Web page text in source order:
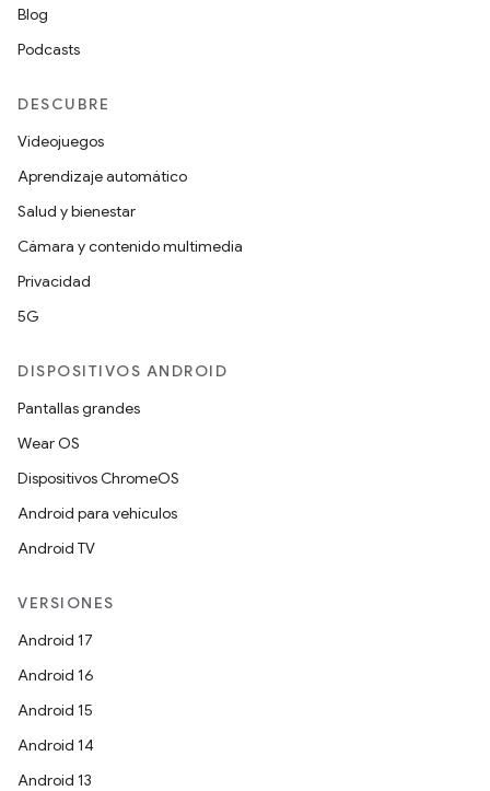
Blog
Podcasts
DESCUBRE
Videojuegos
Aprendizaje automático
Salud y bienestar
Cámara y contenido multimedia
Privacidad
5G
DISPOSITIVOS ANDROID
Pantallas grandes
Wear OS
Dispositivos ChromeOS
Android para vehículos
Android TV
VERSIONES
Android 17
Android 16
Android 15
Android 14
Android 13